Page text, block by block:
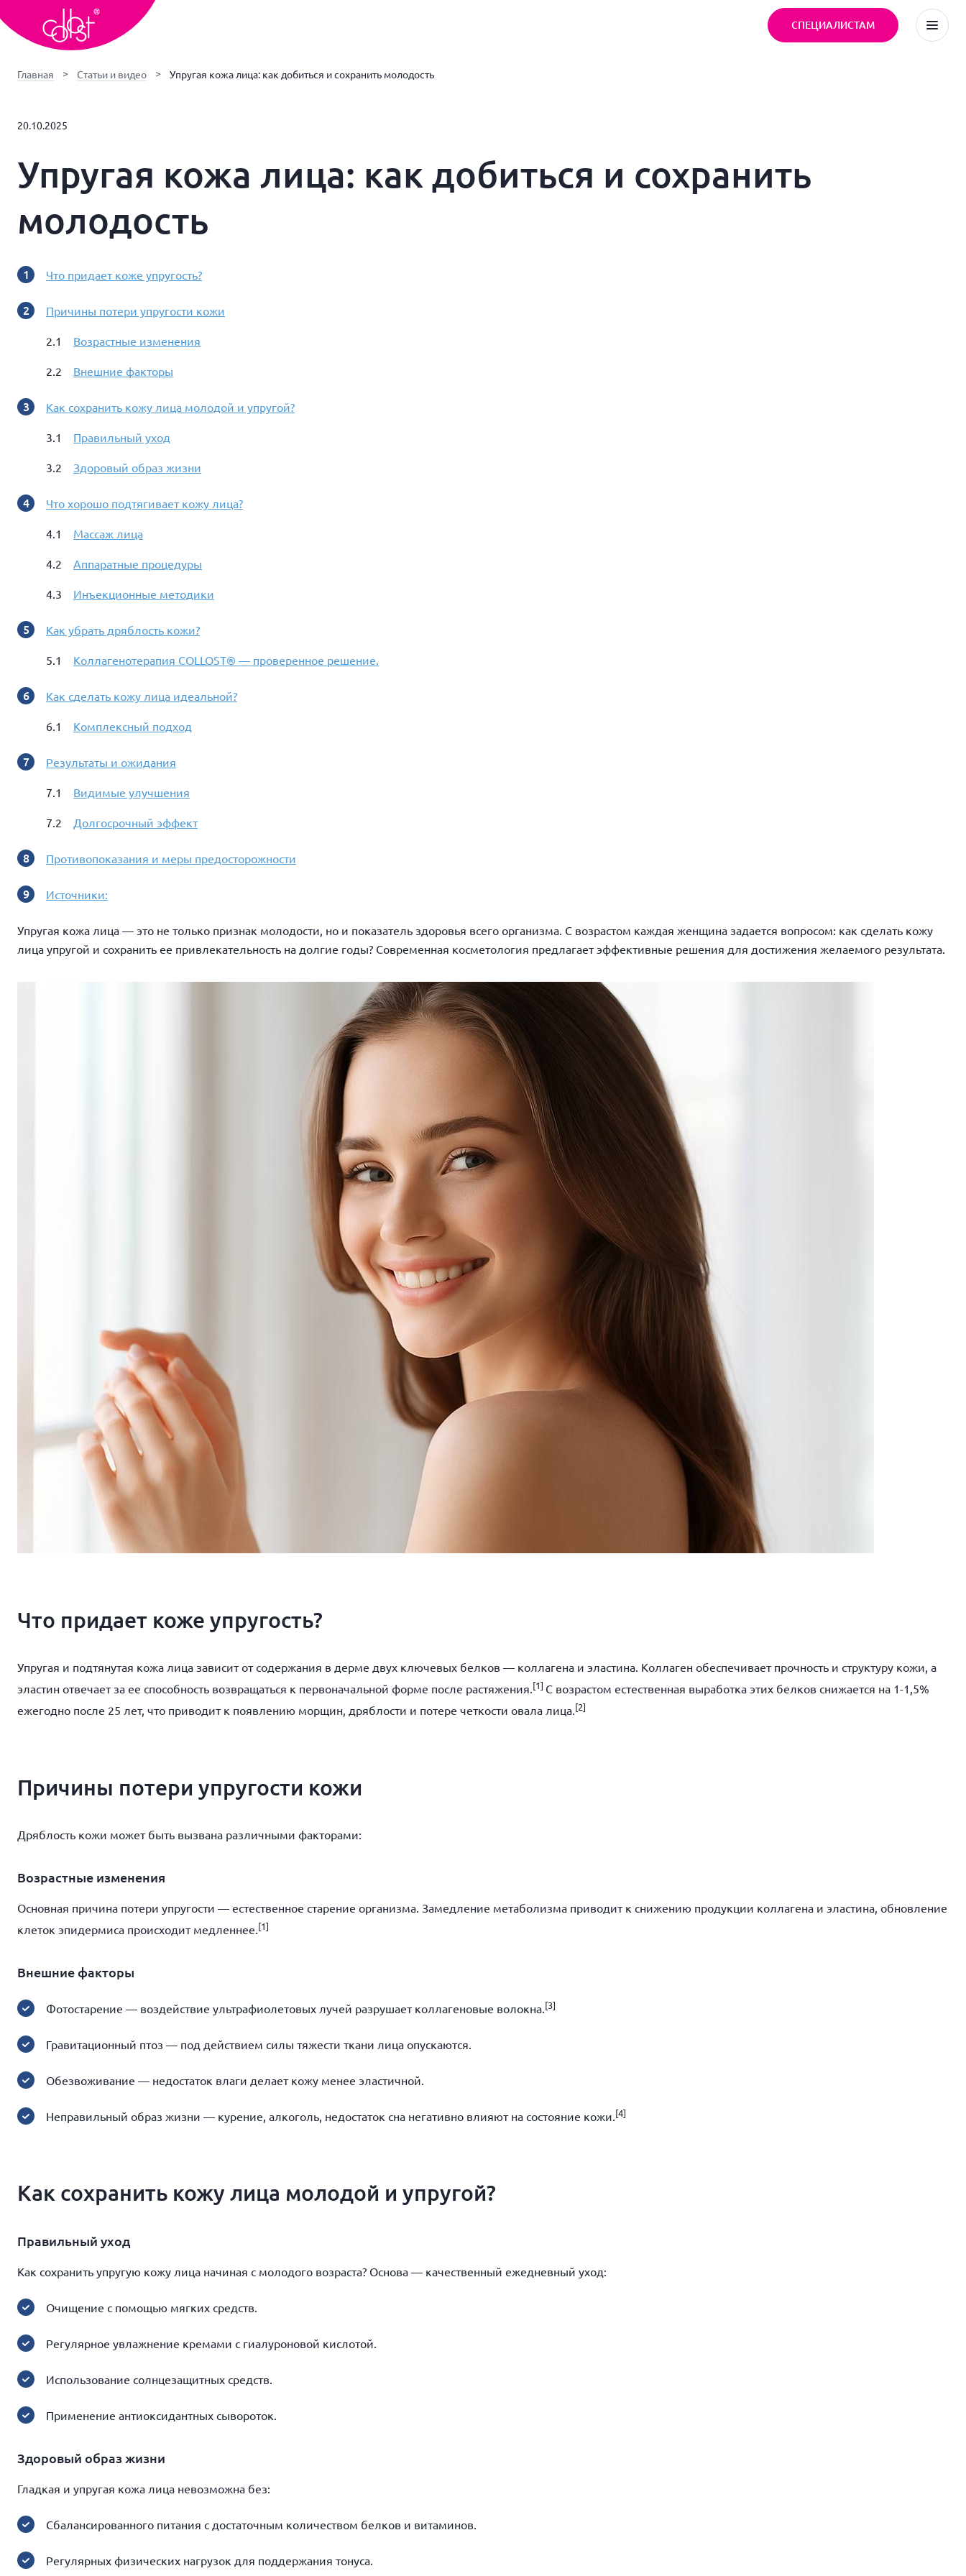
СПЕЦИАЛИСТАМ
Главная Статьи и видео Упругая кожа лица: как добиться и сохранить молодость
20.10.2025
Упругая кожа лица: как добиться и сохранить
молодость
Что придает коже упругость?
Причины потери упругости кожи
Возрастные изменения
Внешние факторы
Как сохранить кожу лица молодой и упругой?
Правильный уход
Здоровый образ жизни
Что хорошо подтягивает кожу лица?
Массаж лица
Аппаратные процедуры
Инъекционные методики
Как убрать дряблость кожи?
Коллагенотерапия COLLOST® — проверенное решение.
Как сделать кожу лица идеальной?
Комплексный подход
Результаты и ожидания
Видимые улучшения
Долгосрочный эффект
Противопоказания и меры предосторожности
Источники:
Упругая кожа лица — это не только признак молодости, но и показатель здоровья всего организма. С возрастом каждая женщина задается вопросом: как сделать кожу
лица упругой и сохранить ее привлекательность на долгие годы? Современная косметология предлагает эффективные решения для достижения желаемого результата.
Что придает коже упругость?
Упругая и подтянутая кожа лица зависит от содержания в дерме двух ключевых белков — коллагена и эластина. Коллаген обеспечивает прочность и структуру кожи, а
эластин отвечает за ее способность возвращаться к первоначальной форме после растяжения. [1] С возрастом естественная выработка этих белков снижается на 1-1,5%
ежегодно после 25 лет, что приводит к появлению морщин, дряблости и потере четкости овала лица. [2]
Причины потери упругости кожи
Дряблость кожи может быть вызвана различными факторами:
Возрастные изменения
Основная причина потери упругости — естественное старение организма. Замедление метаболизма приводит к снижению продукции коллагена и эластина, обновление
клеток эпидермиса происходит медленнее.[1]
Внешние факторы
Фотостарение — воздействие ультрафиолетовых лучей разрушает коллагеновые волокна.[3]
Гравитационный птоз — под действием силы тяжести ткани лица опускаются.
Обезвоживание — недостаток влаги делает кожу менее эластичной.
Неправильный образ жизни — курение, алкоголь, недостаток сна негативно влияют на состояние кожи.[4]
Как сохранить кожу лица молодой и упругой?
Правильный уход
Как сохранить упругую кожу лица начиная с молодого возраста? Основа — качественный ежедневный уход:
Очищение с помощью мягких средств.
Регулярное увлажнение кремами с гиалуроновой кислотой.
Использование солнцезащитных средств.
Применение антиоксидантных сывороток.
Здоровый образ жизни
Гладкая и упругая кожа лица невозможна без:
Сбалансированного питания с достаточным количеством белков и витаминов.
Регулярных физических нагрузок для поддержания тонуса.